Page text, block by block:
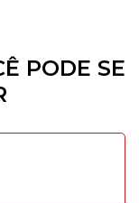
PODE SE